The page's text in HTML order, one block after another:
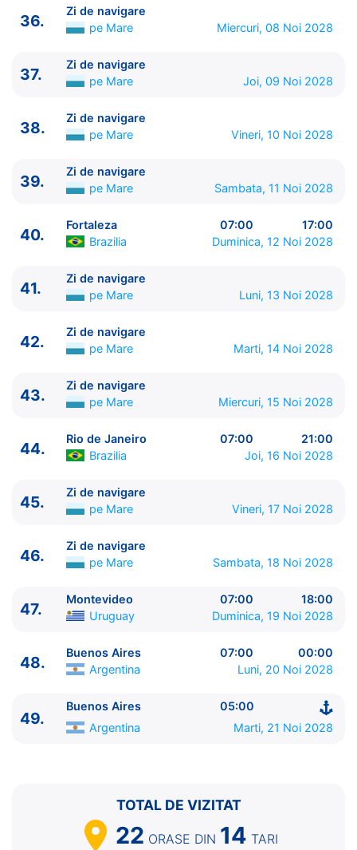
36.
Zi de navigare
pe Mare
Miercuri, 08 Noi 2028
37.
Zi de navigare
pe Mare
Joi, 09 Noi 2028
38.
Zi de navigare
pe Mare
Vineri, 10 Noi 2028
39.
Zi de navigare
pe Mare
Sambata, 11 Noi 2028
40.
Fortaleza 07:00
17:00
Brazilia
Duminica, 12 Noi 2028
41.
Zi de navigare
pe Mare
Luni, 13 Noi 2028
42.
Zi de navigare
pe Mare
Marti, 14 Noi 2028
43.
Zi de navigare
pe Mare
Miercuri, 15 Noi 2028
44.
Rio de Janeiro 07:00
21:00
Brazilia
Joi, 16 Noi 2028
45.
Zi de navigare
pe Mare
Vineri, 17 Noi 2028
46.
Zi de navigare
pe Mare
Sambata, 18 Noi 2028
47.
Montevideo 07:00
18:00
Uruguay
Duminica, 19 Noi 2028
48.
Buenos Aires 07:00
00:00
Argentina
Luni, 20 Noi 2028
49.
Buenos Aires
05:00
Argentina
Marti, 21 Noi 2028
TOTAL DE VIZITAT
22 ORASE DIN 14 TARI